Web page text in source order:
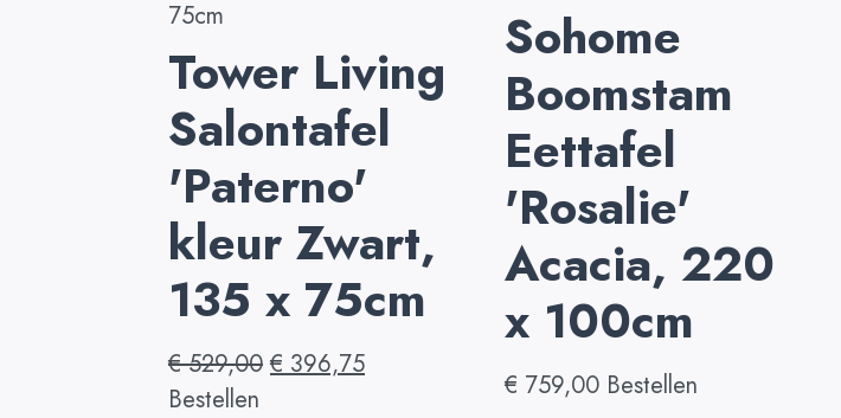
Tower Living
Salontafel
'Paterno'
kleur Zwart,
135 x 75cm
€529,00 €396,75
Bestellen
Sohome
Boomstam
Eettafel
'Rosalie'
Acacia, 220
x 100cm
€ 759,00 Bestellen